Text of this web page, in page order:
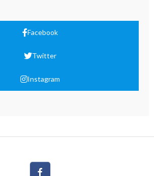
Facebook
Twitter
Instagram